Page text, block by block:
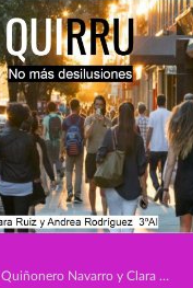
Secundaria, Paula Quiñonero Navarro y Clara Ruiz Salas